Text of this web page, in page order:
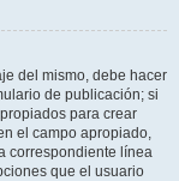
del mismo, debe hacer
de publicación; si
para crear
el campo apropiado,
correspondiente línea
que el usuario